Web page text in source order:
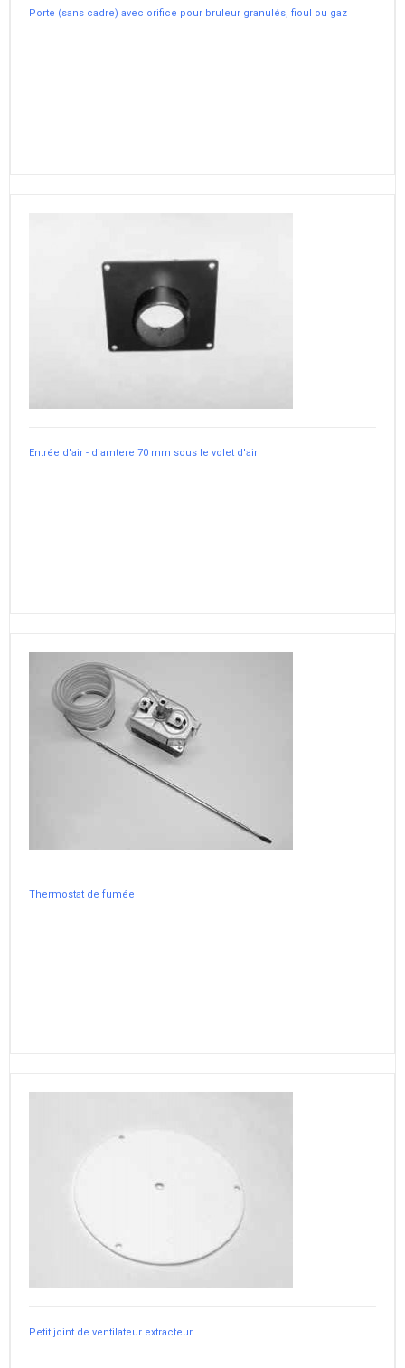
Porte (sans cadre) avec orifice pour bruleur granulés, fioul ou gaz
Entrée d'air - diamtere 70 mm sous le volet d'air
Thermostat de fumée
Petit joint de ventilateur extracteur